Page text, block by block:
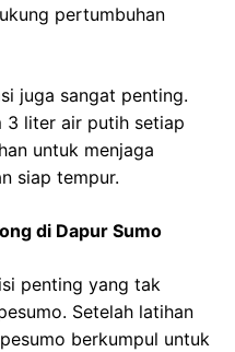
pertumbuhan
juga sangat penting.
3 liter air putih setiap
untuk menjaga
siap tempur.
di Dapur Sumo
penting yang tak
Setelah latihan
berkumpul untuk